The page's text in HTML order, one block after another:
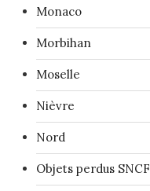
Monaco
Morbihan
Moselle
Nièvre
Nord
Objets perdus SNCF